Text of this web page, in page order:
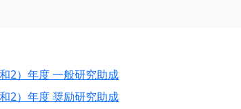
2）年度 一般研究助成
2）年度 奨励研究助成